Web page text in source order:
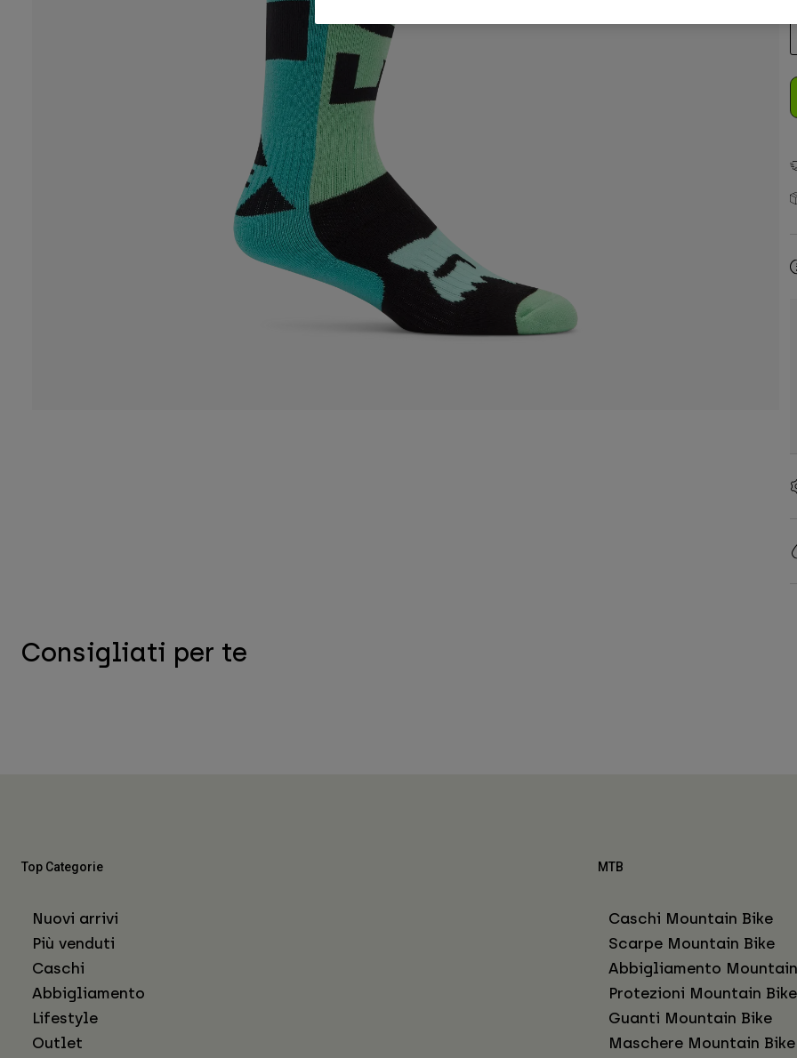
Consigliati per te
Top Categorie
Nuovi arrivi
Più venduti
Caschi
Abbigliamento
Lifestyle
Outlet
MTB
Caschi Mountain Bike
Scarpe Mountain Bike
Abbigliamento
Protezioni Mountain Bike
Guanti Mountain Bike
Maschere Mountain Bike